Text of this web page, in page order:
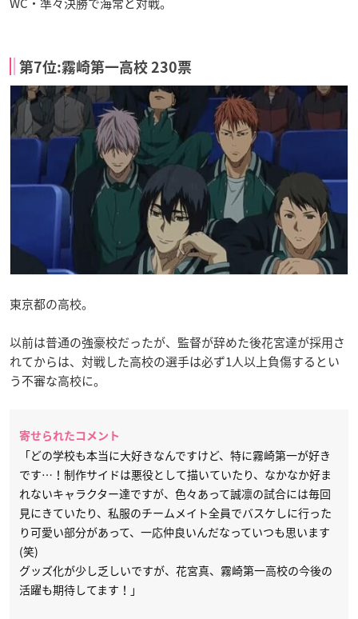
第7位:霧崎第一高校 230票
東京都の高校。
以前は普通の強豪校だったが、監督が辞めた後花宮達が採用さ
れてからは、対戦した高校の選手は必ず1人以上負傷するとい
う不審な高校に。
寄せられたコメント
「どの学校も本当に大好きなんですけど、特に霧崎第一が好き
です…！制作サイドは悪役として描いていたり、なかなか好ま
れないキャラクター達ですが、色々あって誠凛の試合には毎回
見にきていたり、私服のチームメイト全員でバスケしに行った
り可愛い部分があって、一応仲良いんだなっていつも思います
(笑)
グッズ化が少し乏しいですが、花宮真、霧崎第一高校の今後の
活躍も期待してます！」